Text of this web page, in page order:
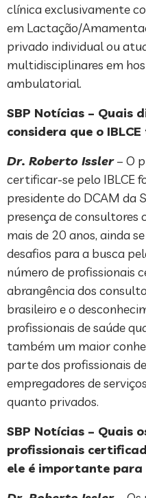
clínica exclusivamente
em Lactação/
privado individual ou
multidisciplinares em
ambulatorial.
SBP Notícias – Quais
considera que o
Dr. Roberto Issler – O
certificar-se pelo IBLCE
presidente do DCAM da
presença de consultores
mais de 20 anos, ainda
desafios para a busca
número de profissionais
abrangência dos
brasileiro e o
profissionais de saúde
também um maior
parte dos profissionais
empregadores de
quanto privados.
SBP Notícias – Quais
profissionais
ele é importante para